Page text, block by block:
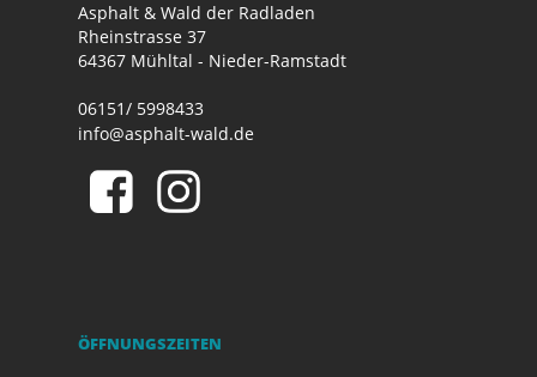
Asphalt & Wald der Radladen
Rheinstrasse 37
64367 Mühltal - Nieder-Ramstadt
06151/ 5998433
info@asphalt-wald.de
ÖFFNUNGSZEITEN